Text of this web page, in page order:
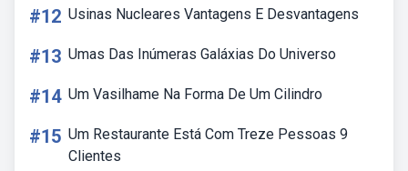
#12 Usinas Nucleares Vantagens E Desvantagens
#13 Umas Das Inúmeras Galáxias Do Universo
#14 Um Vasilhame Na Forma De Um Cilindro
#15 Um Restaurante Está Com Treze Pessoas 9
Clientes